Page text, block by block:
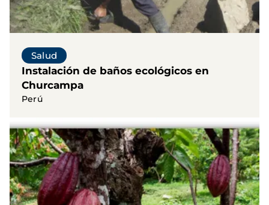
Salud
Instalación de baños ecológicos en
Churcampa
Perú